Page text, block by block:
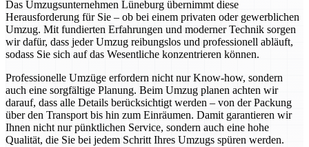
Das Umzugsunternehmen Lüneburg übernimmt diese
Herausforderung für Sie – ob bei einem privaten oder gewerblichen
Umzug. Mit fundierten Erfahrungen und moderner Technik sorgen
wir dafür, dass jeder Umzug reibungslos und professionell abläuft,
sodass Sie sich auf das Wesentliche konzentrieren können.
Professionelle Umzüge erfordern nicht nur Know-how, sondern
auch eine sorgfältige Planung. Beim Umzug planen achten wir
darauf, dass alle Details berücksichtigt werden – von der Packung
über den Transport bis hin zum Einräumen. Damit garantieren wir
Ihnen nicht nur pünktlichen Service, sondern auch eine hohe
Qualität, die Sie bei jedem Schritt Ihres Umzugs spüren werden.